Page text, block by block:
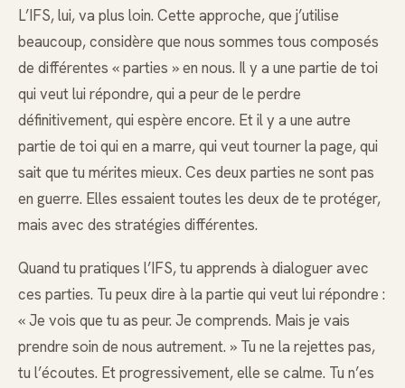
L’IFS, lui, va plus loin. Cette approche, que j’utilise
beaucoup, considère que nous sommes tous composés
de différentes « parties » en nous. Il y a une partie de toi
qui veut lui répondre, qui a peur de le perdre
définitivement, qui espère encore. Et il y a une autre
partie de toi qui en a marre, qui veut tourner la page, qui
sait que tu mérites mieux. Ces deux parties ne sont pas
en guerre. Elles essaient toutes les deux de te protéger,
mais avec des stratégies différentes.
Quand tu pratiques l’IFS, tu apprends à dialoguer avec
ces parties. Tu peux dire à la partie qui veut lui répondre :
« Je vois que tu as peur. Je comprends. Mais je vais
prendre soin de nous autrement. » Tu ne la rejettes pas,
tu l’écoutes. Et progressivement, elle se calme. Tu n’es